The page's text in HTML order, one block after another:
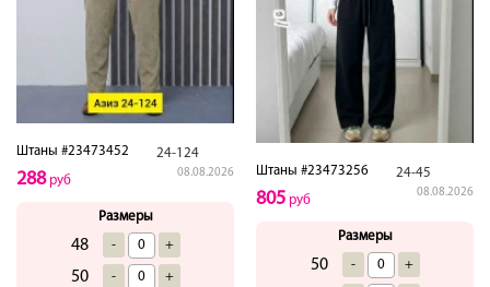
Штаны #23473452 24-124
08.08.2026
288руб
Размеры
48 - +
50 - +
Штаны #23473256 24-45
08.08.2026
805 руб
Размеры
50 - +